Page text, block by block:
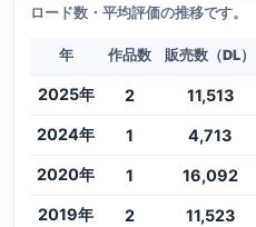
ロード数・平均評価の推移です。
年 作品数 販売数（DL）
2025年 2 11,513
2024年 1 4,713
2020年 1 16,092
2019年 2 11,523